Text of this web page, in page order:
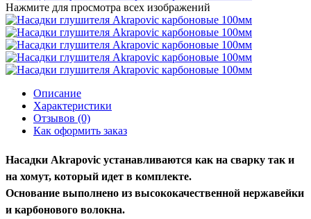
Нажмите для просмотра всех изображений
Описание
Характеристики
Отзывов (0)
Как оформить заказ
Насадки Akrapovic устанавливаются как на сварку так и
на хомут, который идет в комплекте.
Основание выполнено из высококачественной нержавейки
и карбонового волокна.